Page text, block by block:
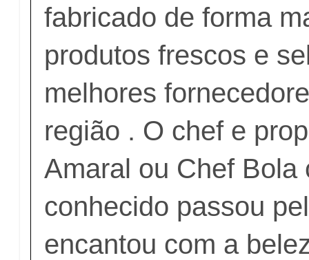
fabricado de forma
produtos frescos e
melhores
região . O chef e
Amaral ou Chef Bola
conhecido passou
encantou com a